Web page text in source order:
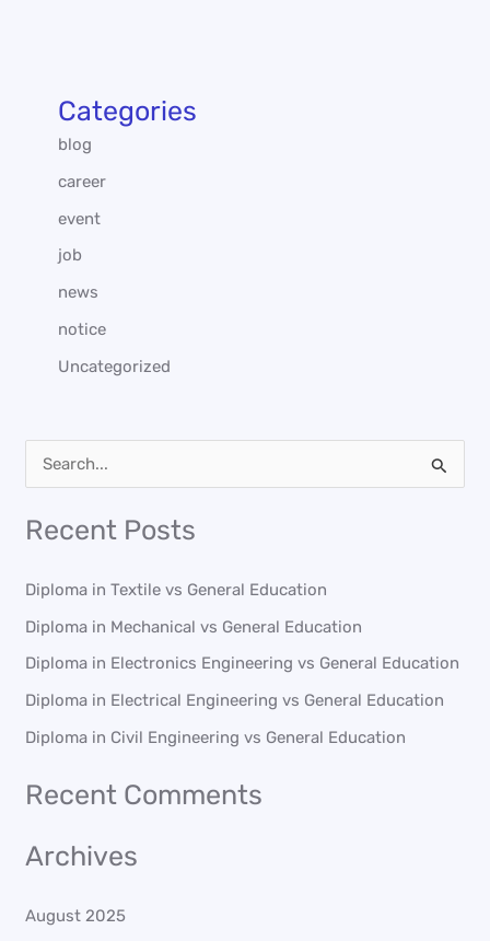
Categories
blog
career
event
job
news
notice
Uncategorized
a
c
h
f
o
r
Recent Posts
Diploma in Textile vs General Education
Diploma in Mechanical vs General Education
Diploma in Electronics Engineering vs General Education
Diploma in Electrical Engineering vs General Education
Diploma in Civil Engineering vs General Education
Recent Comments
Archives
August 2025